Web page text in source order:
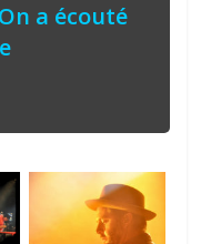
On a écouté